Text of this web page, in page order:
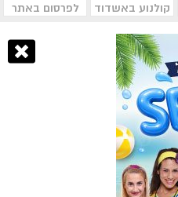
קולנוע באשדוד לפרסום באתר